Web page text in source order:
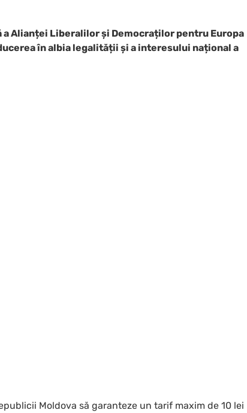
Alianței Liberalilor și Democraților pentru Europa
în albia legalității și a interesului național a
Moldova să garanteze un tarif maxim de 10 lei